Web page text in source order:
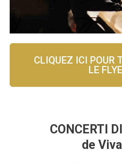
CLIQUEZ ICI POUR
LE
CONCERTI
de